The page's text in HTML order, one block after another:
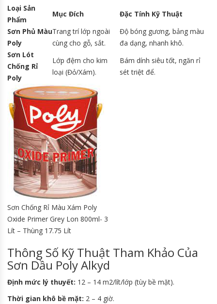
Loại Sản
Phẩm
Mục Đích
Đặc Tính Kỹ Thuật
Sơn Phủ Màu
Poly
Trang trí lớp ngoài
cùng cho gỗ, sắt.
Độ bóng gương, bảng màu
đa dạng, nhanh khô.
Sơn Lót
Chống Rỉ
Poly
Lớp đệm cho kim
loại (Đỏ/Xám).
Bám dính siêu tốt, ngăn rỉ
sét triệt để.
Sơn Chống Rỉ Màu Xám Poly
Oxide Primer Grey Lon 800ml- 3
Lít – Thùng 17.75 Lít
Thông Số Kỹ Thuật Tham Khảo Của
Sơn Dầu Poly Alkyd
Định mức lý thuyết: 12 – 14 m2/lít/lớp (tùy bề mặt).
Thời gian khô bề mặt: 2 – 4 giờ.